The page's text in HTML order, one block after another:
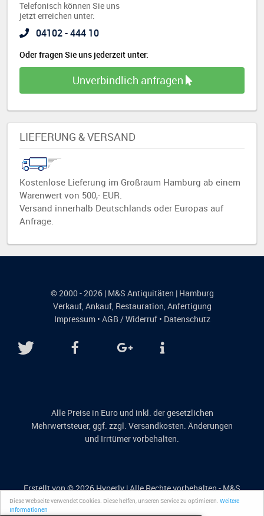
Diese Webseite verwendet Cookies. Diese helfen, unseren Service zu optimieren. Weitere
Informationen
Telefonisch können Sie uns
jetzt erreichen unter:
04102 - 444 10
Oder fragen Sie uns jederzeit unter:
Unverbindlich anfragen
LIEFERUNG & VERSAND
Kostenlose Lieferung im Großraum Hamburg ab einem
Warenwert von 500,- EUR.
Versand innerhalb Deutschlands oder Europas auf
Anfrage.
© 2000 - 2026 | M&S Antiquitäten | Hamburg
Verkauf,Ankauf, Restauration,Anfertigung
Impressum• AGB / Widerruf• Datenschutz
Alle Preise in Euro und inkl. der gesetzlichen
Mehrwertsteuer, ggf. zzgl. Versandkosten. Änderungen
und Irrtümer vorbehalten.
Erstellt von © 2026Hyperly| Alle Rechte vorbehalten - M&S
Antiquitäten